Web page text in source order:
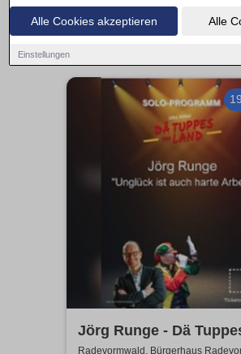
Alle Cookies akzeptieren Alle
Einstellungen
Radevormwald – hier finden alles im
Jörg Runge - Dä
Radevormwald, Bürgerhaus